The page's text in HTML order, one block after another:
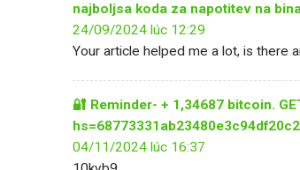
najboljsa koda za napotitev na
24/09/2024 lúc 12:29
Your article helped me a lot, is there
🔐 Reminder- + 1,34687 bitcoin.
04/11/2024 lúc 16:37